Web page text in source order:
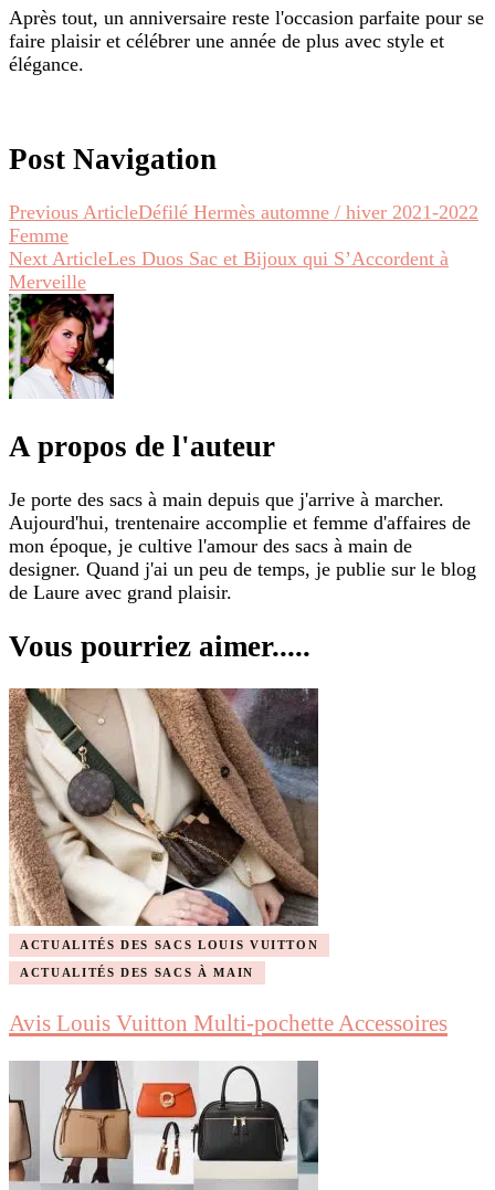
Après tout, un anniversaire reste l'occasion parfaite pour se
faire plaisir et célébrer une année de plus avec style et
élégance.
Post Navigation
Previous ArticleDéfilé Hermès automne / hiver 2021-2022
Femme
Next ArticleLes Duos Sac et Bijoux qui S’Accordent à
Merveille
A propos de l'auteur
Je porte des sacs à main depuis que j'arrive à marcher.
Aujourd'hui, trentenaire accomplie et femme d'affaires de
mon époque, je cultive l'amour des sacs à main de
designer. Quand j'ai un peu de temps, je publie sur le blog
de Laure avec grand plaisir.
Vous pourriez aimer.....
ACTUALITÉS DES SACS LOUIS VUITTON
ACTUALITÉS DES SACS À MAIN
Avis Louis Vuitton Multi-pochette Accessoires